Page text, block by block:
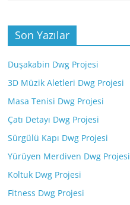
Son Yazılar
Duşakabin Dwg Projesi
3D Müzik Aletleri Dwg Projesi
Masa Tenisi Dwg Projesi
Çatı Detayı Dwg Projesi
Sürgülü Kapı Dwg Projesi
Yürüyen Merdiven Dwg Projesi
Koltuk Dwg Projesi
Fitness Dwg Projesi